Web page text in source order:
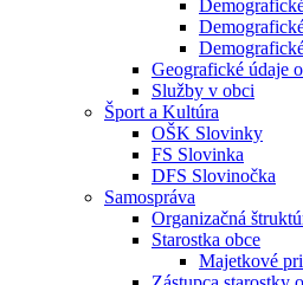
Geografické údaje
Služby v obci
Šport a Kultúra
OŠK Slovinky
FS Slovinka
DFS Slovinočka
Samospráva
Organizačná
Starostka obce
Majetkové